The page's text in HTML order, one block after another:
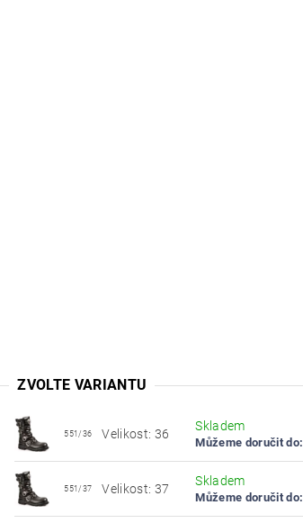
ZVOLTE VARIANTU
551/36 Velikost: 36
Skladem
Můžeme doručit do:
551/37 Velikost: 37
Skladem
Můžeme doručit do: